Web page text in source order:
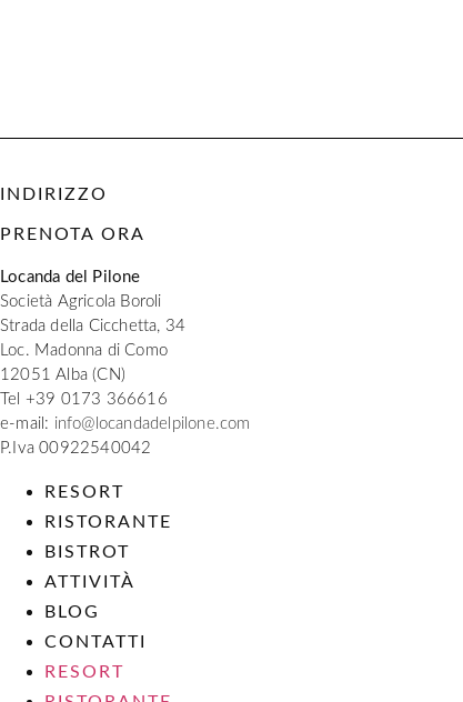
INDIRIZZO
PRENOTA ORA
Locanda del Pilone
Società Agricola Boroli
Strada della Cicchetta, 34
Loc. Madonna di Como
12051 Alba (CN)
Tel +39 0173 366616
e-mail: info@locandadelpilone.com
P.Iva 00922540042
RESORT
RISTORANTE
BISTROT
ATTIVITÀ
BLOG
CONTATTI
RESORT